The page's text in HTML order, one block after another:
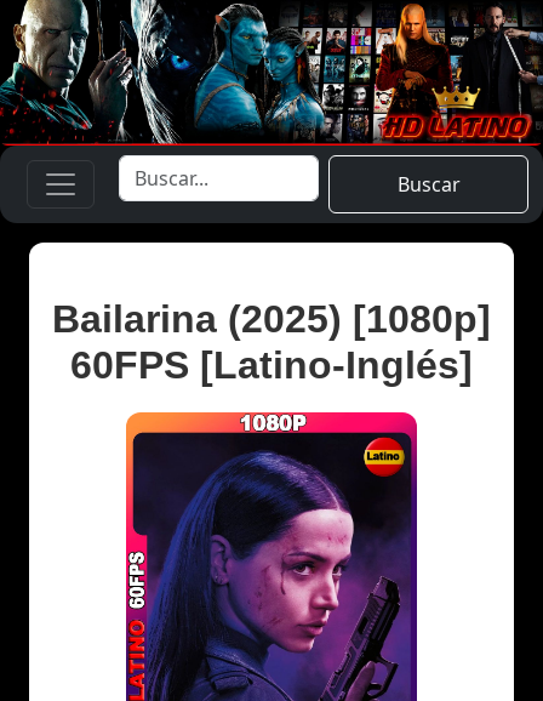
Buscar
Bailarina (2025) [1080p]
60FPS [Latino-Inglés]